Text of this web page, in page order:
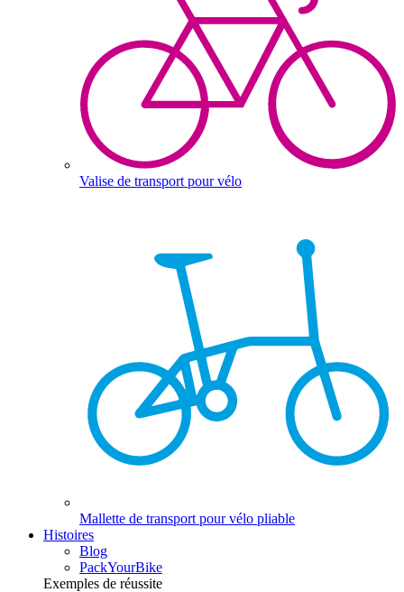
Valise de transport pour vélo
Mallette de transport pour vélo pliable
Histoires
Blog
PackYourBike
Exemples de réussite